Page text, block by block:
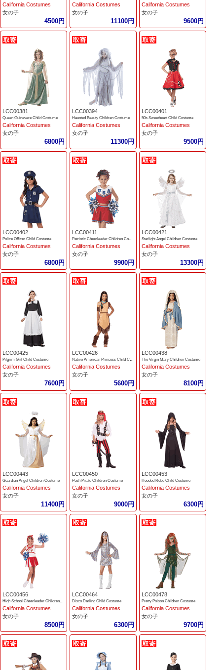
California Costumes
女の子
4500円
California Costumes
女の子
11100円
California Costumes
女の子
9600円
LCC00381
Queen Guinevere Child Costume
California Costumes
女の子
6800円
LCC00394
Haunted Beauty Children Costume
California Costumes
女の子
11300円
LCC00401
50s Sweetheart Child Costume
California Costumes
女の子
9500円
LCC00402
Police Officer Child Costume
California Costumes
女の子
6800円
LCC00411
California Costumes
女の子
9900円
LCC00421
Starlight Angel Children Costume
California Costumes
女の子
13300円
LCC00425
Pilgrim Girl Child Costume
California Costumes
女の子
7600円
LCC00426
Native American Princess Child Costume
California Costumes
女の子
5600円
LCC00438
The Virgin Mary Children Costume
California Costumes
女の子
8100円
LCC00443
Guardian Angel Children Costume
California Costumes
女の子
11400円
LCC00450
Posh Pirate Children Costume
California Costumes
女の子
9000円
LCC00453
Hooded Robe Child Costume
California Costumes
女の子
6300円
LCC00456
High School Cheerleader Children Costume
California Costumes
女の子
8500円
LCC00464
Disco Darling Child Costume
California Costumes
女の子
6300円
LCC00478
Pretty Poison Children Costume
California Costumes
女の子
9700円